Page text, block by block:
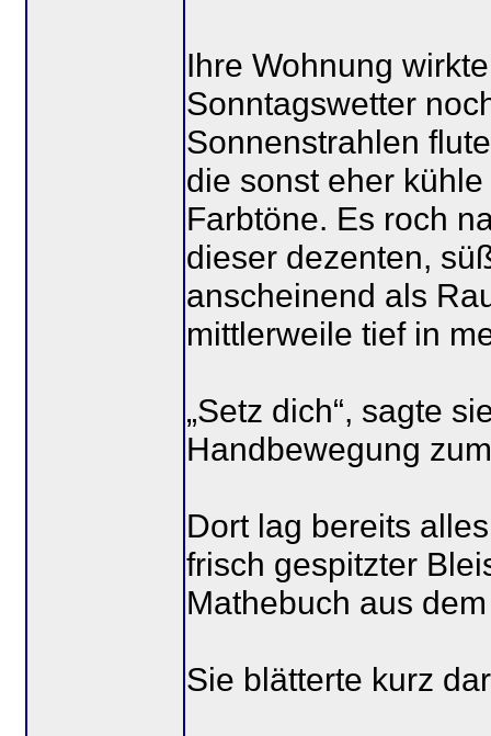
Ihre Wohnung
Sonntagswetter
Sonnenstrahlen
die sonst eher
Farbtöne. Es roch
dieser dezenten,
anscheinend als
mittlerweile tief in
„Setz dich“, sagte
Handbewegung
Dort lag bereits
frisch gespitzter
Mathebuch aus
Sie blätterte kurz